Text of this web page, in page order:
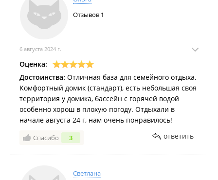
Отзывов 1
6 августа 2024 г.
Оценка:
Достоинства: Отличная база для семейного отдыха.
Комфортный домик (стандарт), есть небольшая своя
территория у домика, бассейн с горячей водой
особенно хорош в плохую погоду. Отдыхали в
начале августа 24 г, нам очень понравилось!
Спасибо 3 ответить
Светлана